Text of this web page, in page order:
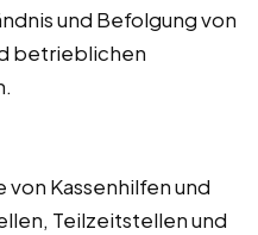
und Befolgung von
betrieblichen
Kassenhilfen und
Teilzeitstellen und